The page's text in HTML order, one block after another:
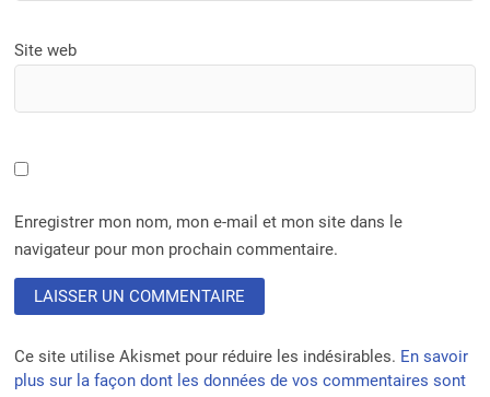
Site web
Enregistrer mon nom, mon e-mail et mon site dans le
navigateur pour mon prochain commentaire.
Ce site utilise Akismet pour réduire les indésirables. En savoir
plus sur la façon dont les données de vos commentaires sont